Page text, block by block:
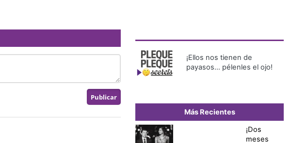
¡Ellos nos tienen de
payasos… pélenles el ojo!
Más Recientes
¡Dos
meses